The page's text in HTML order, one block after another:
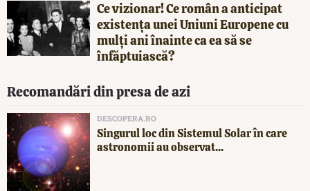
Ce vizionar! Ce român a anticipat
existența unei Uniuni Europene cu
mulți ani înainte ca ea să se
înfăptuiască?
Recomandări din presa de azi
DESCOPERA.RO
Singurul loc din Sistemul Solar în care
astronomii au observat...